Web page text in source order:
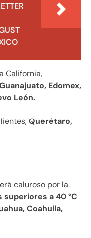
California,
Edomex,
León.
Querétaro,
caluroso por la
superiores a 40 °C
Coahuila,